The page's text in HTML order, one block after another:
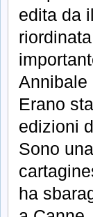
edita da
Annibale
Erano
edizioni
Sono
ha